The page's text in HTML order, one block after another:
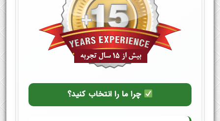
چرا ما را انتخاب کنید؟